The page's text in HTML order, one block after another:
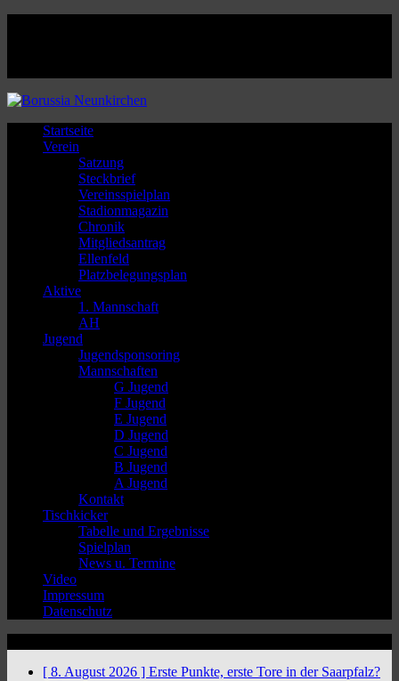
Startseite
Verein
Satzung
Steckbrief
Vereinsspielplan
Stadionmagazin
Chronik
Mitgliedsantrag
Ellenfeld
Platzbelegungsplan
Aktive
1. Mannschaft
AH
Jugend
Jugendsponsoring
Mannschaften
G Jugend
F Jugend
E Jugend
D Jugend
C Jugend
B Jugend
A Jugend
Kontakt
Tischkicker
Tabelle und Ergebnisse
Spielplan
News u. Termine
Video
Impressum
Datenschutz
[ 8. August 2026 ] Erste Punkte, erste Tore in der Saarpfalz?